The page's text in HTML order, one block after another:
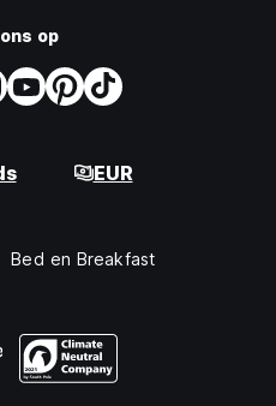
op
EUR
Bed en Breakfast